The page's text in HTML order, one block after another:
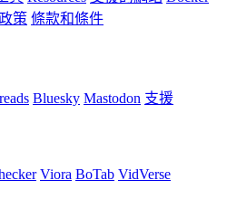
策 條款和條件
Bluesky Mastodon 支援
Viora BoTab VidVerse